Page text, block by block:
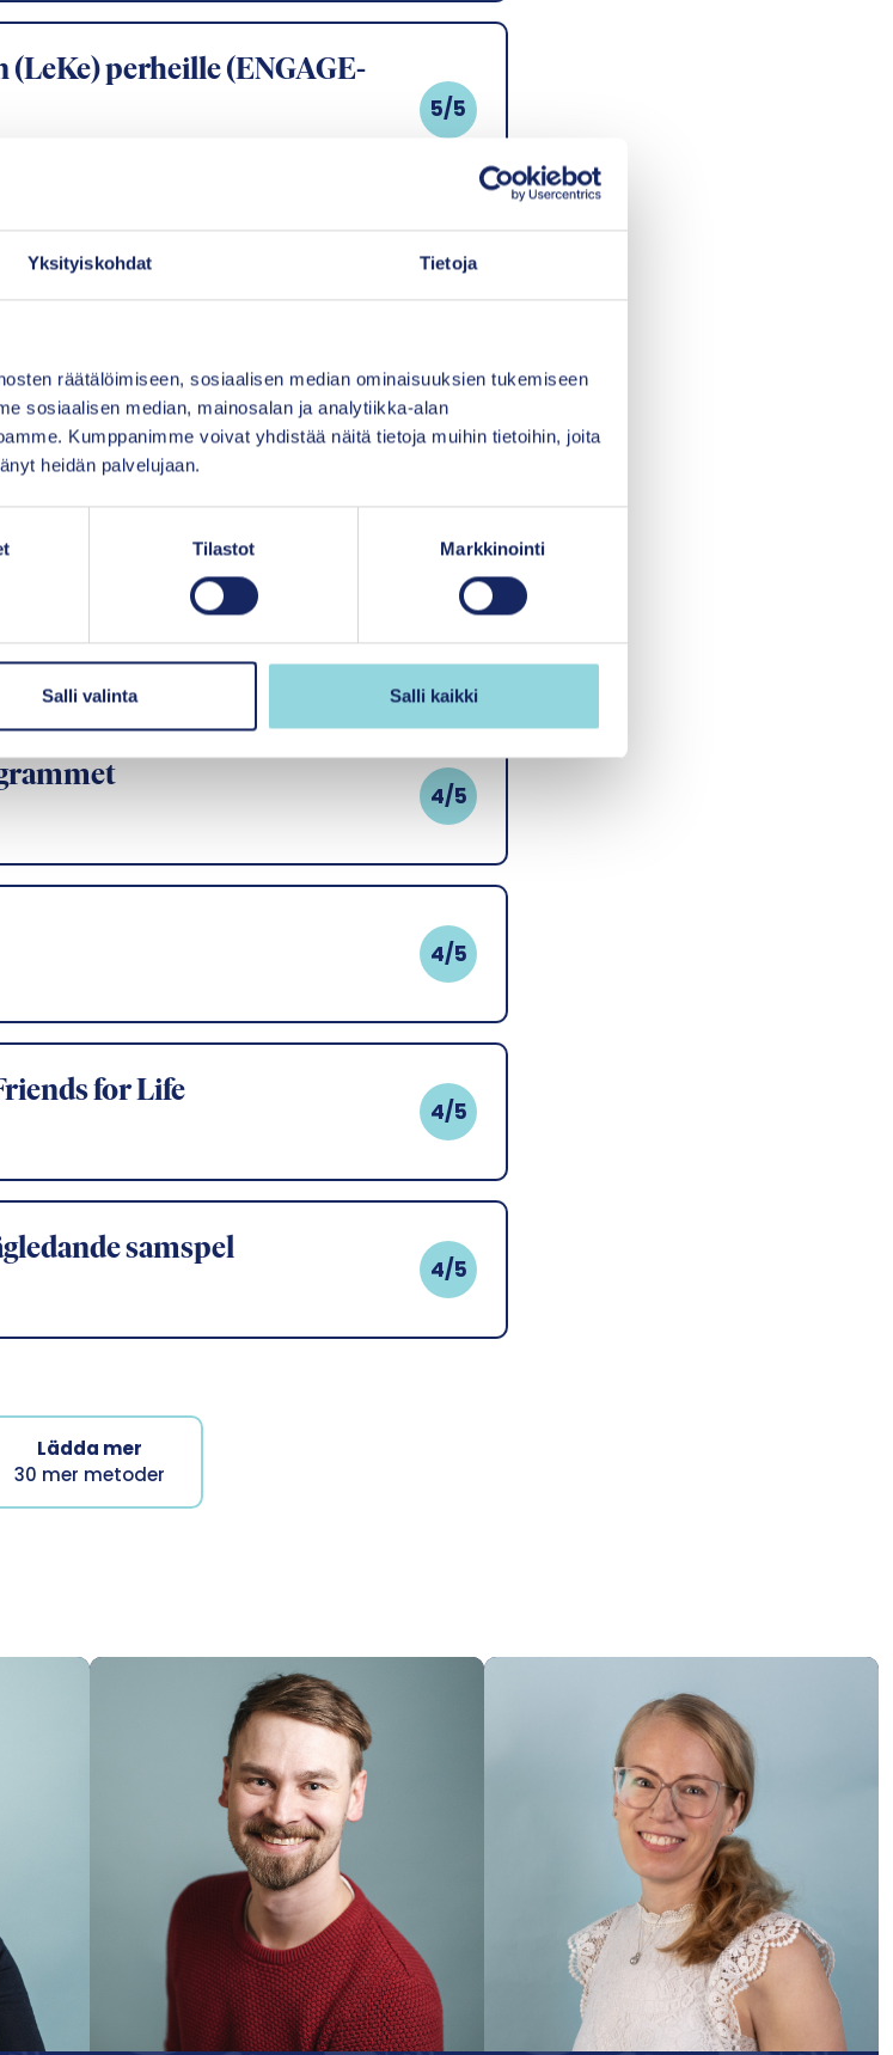
Yksityiskohdat Tietoja
räätälöimiseen, sosiaalisen median ominaisuuksien tukemiseen
sosiaalisen median, mainosalan ja analytiikka-alan
Kumppanimme voivat yhdistää näitä tietoja muihin tietoihin, joita
heidän palvelujaan.
Tilastot Markkinointi
Salli valinta Salli kaikki
perheille (ENGAGE-
5/5
familjeterapi
5/5
(Finnish
training program FSFP)
5/5
4/5
4/5
for Life
4/5
samspel
4/5
Lädda mer
30 mer metoder